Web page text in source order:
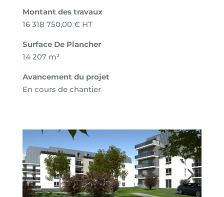
Montant des travaux
16 318 750,00 € HT
Surface De Plancher
14 207 m²
Avancement du projet
En cours de chantier